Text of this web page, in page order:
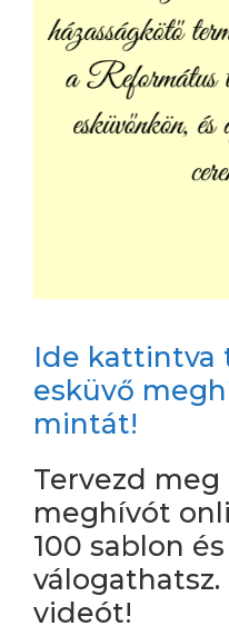
Ide kattintva
esküvő
mintát!
Tervezd meg
meghívót
100 sablon
videót!